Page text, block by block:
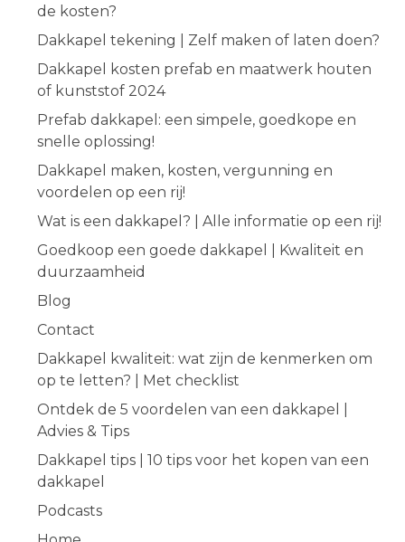
de kosten?
Dakkapel tekening | Zelf maken of laten doen?
Dakkapel kosten prefab en maatwerk houten
of kunststof 2024
Prefab dakkapel: een simpele, goedkope en
snelle oplossing!
Dakkapel maken, kosten, vergunning en
voordelen op een rij!
Wat is een dakkapel? | Alle informatie op een rij!
Goedkoop een goede dakkapel | Kwaliteit en
duurzaamheid
Blog
Contact
Dakkapel kwaliteit: wat zijn de kenmerken om
op te letten? | Met checklist
Ontdek de 5 voordelen van een dakkapel |
Advies & Tips
Dakkapel tips | 10 tips voor het kopen van een
dakkapel
Podcasts